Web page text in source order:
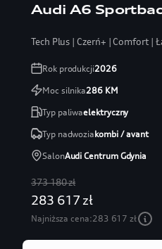
Audi A6
Tech Plus | Czerń+ | Comfort |
Rok produkcji2026
Moc silnika286KM
Typ paliwaelektryczny
Typ nadwoziakombi / avant
SalonAudi Centrum Gdynia
373 180 zł
283 617 zł
Najniższa cena:283 617 zł